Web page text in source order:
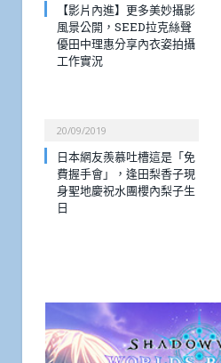
【影片內進】更多美妙攝影
風景公開，SEED拉克絲聲
優田中理惠分享內衣姿拍攝
工作實況
20/09/2019
日本網友羨慕吐槽這是「免
費握手會」，逢田梨香子現
身聖地慶祝水團櫻內梨子生
日